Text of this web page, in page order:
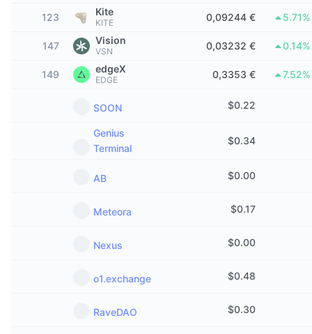
Trendy
Krypto ETF
Ethereum ETF
Technická analýza
Centrum agentov CMC
Trhovisko zručností
CMC MCP
Webové widgety
Zistite
Akadémia
Preskúmať
123 Kite
KITE 0,09244 € 5.71%
147 Vision
VSN 0,03232 € 0.14%
149 edgeX
EDGE 0,3353 € 7.52%
SOON $0.22
Genius
Terminal
$0.34
AB $0.00
Meteora $0.17
Nexus $0.00
o1.exchange $0.48
RaveDAO $0.30